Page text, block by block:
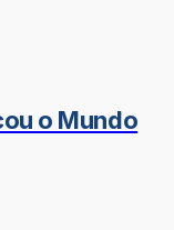
o Mundo